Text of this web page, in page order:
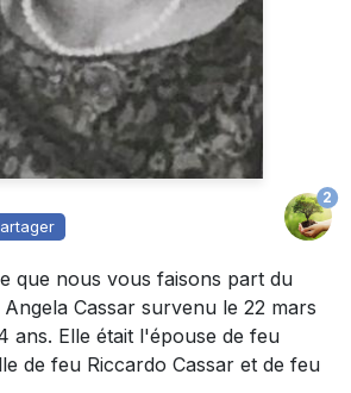
2
que nous vous faisons part du
Cassar survenu le 22 mars
ans. Elle était l'épouse de feu
de feu Riccardo Cassar et de feu